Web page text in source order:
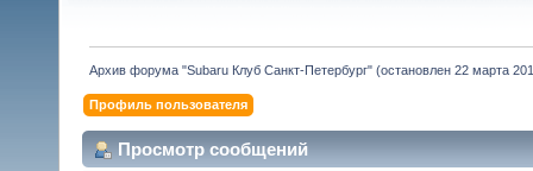
Архив форума "Subaru Клуб Санкт-Петербург" (остановлен 22 марта
Профиль пользователя
Просмотр сообщений